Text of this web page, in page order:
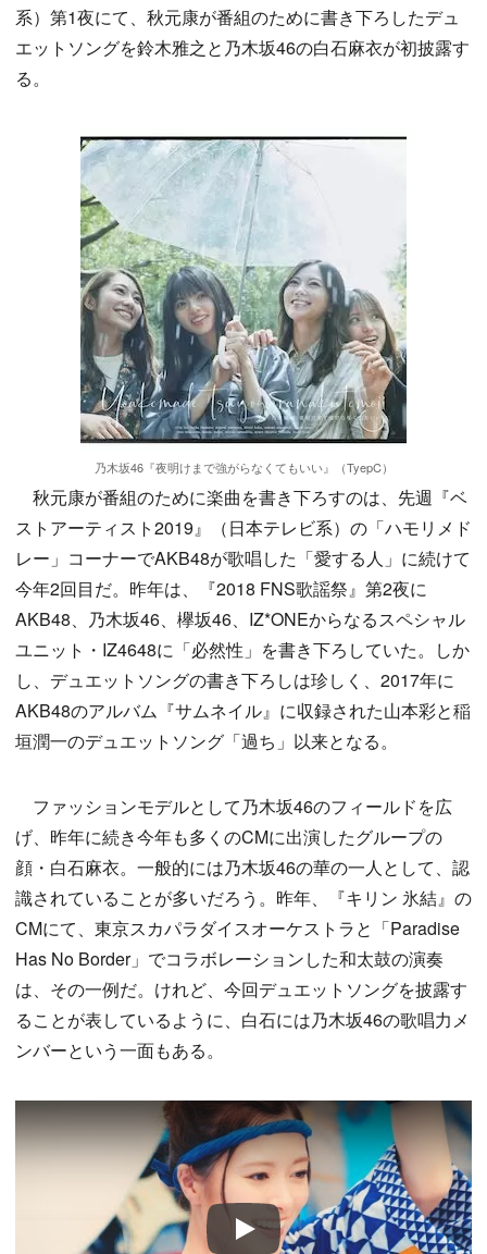
系）第1夜にて、秋元康が番組のために書き下ろしたデュ
エットソングを鈴木雅之と乃木坂46の白石麻衣が初披露す
る。
乃木坂46『夜明けまで強がらなくてもいい』（TyepC）
秋元康が番組のために楽曲を書き下ろすのは、先週『ベ
ストアーティスト2019』（日本テレビ系）の「ハモリメド
レー」コーナーでAKB48が歌唱した「愛する人」に続けて
今年2回目だ。昨年は、『2018 FNS歌謡祭』第2夜に
AKB48、乃木坂46、欅坂46、IZ*ONEからなるスペシャル
ユニット・IZ4648に「必然性」を書き下ろしていた。しか
し、デュエットソングの書き下ろしは珍しく、2017年に
AKB48のアルバム『サムネイル』に収録された山本彩と稲
垣潤一のデュエットソング「過ち」以来となる。
ファッションモデルとして乃木坂46のフィールドを広
げ、昨年に続き今年も多くのCMに出演したグループの
顔・白石麻衣。一般的には乃木坂46の華の一人として、認
識されていることが多いだろう。昨年、『キリン 氷結』の
CMにて、東京スカパラダイスオーケストラと「Paradise
Has No Border」でコラボレーションした和太鼓の演奏
は、その一例だ。けれど、今回デュエットソングを披露す
ることが表しているように、白石には乃木坂46の歌唱力メ
ンバーという一面もある。
Play